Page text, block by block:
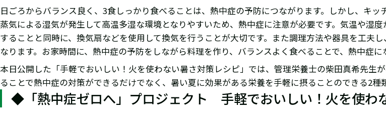
日ごろからバランス良く、3食しっかり食べることは、熱中症の予防につながります。しかし、キ
蒸気による湿気が発生して高温多湿な環境となりやすいため、熱中症に注意が必要です。気温や湿
することと同時に、換気扇などを使用して換気を行うことが大切です。また調理方法や器具を工夫
なります。お家時間に、熱中症の予防をしながら料理を作り、バランスよく食べることで、熱中症に
本日公開した「手軽でおいしい！火を使わない暑さ対策レシピ」では、管理栄養士の柴田真希先生
ることで熱中症の対策ができるだけでなく、暑い夏に効果がある栄養を手軽に摂ることのできる2種
◆「熱中症ゼロへ」プロジェクト 手軽でおいしい！火を使わ